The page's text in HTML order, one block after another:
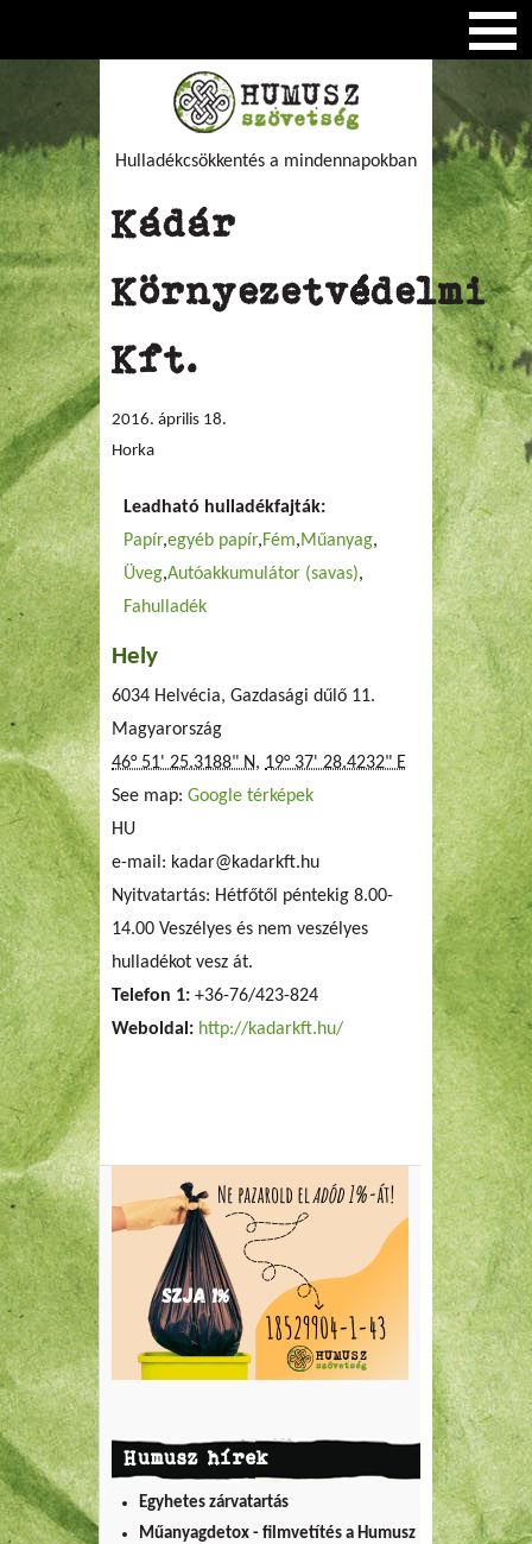
Hulladékcsökkentés a mindennapokban
Kádár
Környezetvédelmi
Kft.
2016. április 18.
Horka
Leadható hulladékfajták:
Papír egyéb papír Fém Műanyag
Üveg Autóakkumulátor (savas)
Fahulladék
Hely
6034 Helvécia, Gazdasági dűlő 11.
Magyarország
46° 51' 25.3188" N, 19° 37' 28.4232" E
See map: Google térképek
HU
e-mail: kadar@kadarkft.hu
Nyitvatartás: Hétfőtől péntekig 8.00-
14.00 Veszélyes és nem veszélyes
hulladékot vesz át.
Telefon 1: +36-76/423-824
Weboldal: http://kadarkft.hu/
Humusz hírek
Egyhetes zárvatartás
Műanyagdetox - filmvetítés a Humusz